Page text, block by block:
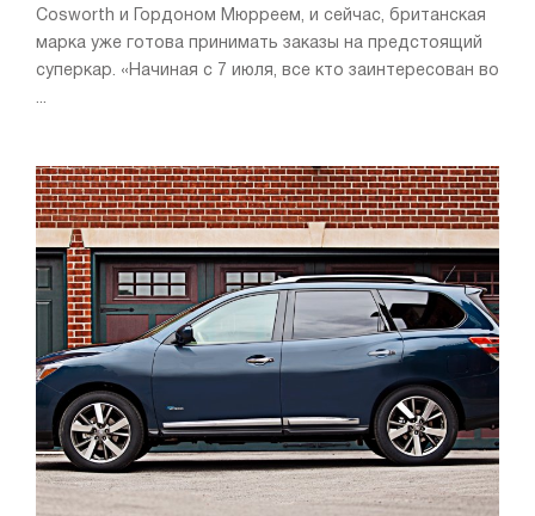
Cosworth и Гордоном Мюрреем, и сейчас, британская
марка уже готова принимать заказы на предстоящий
суперкар. «Начиная с 7 июля, все кто заинтересован во
...